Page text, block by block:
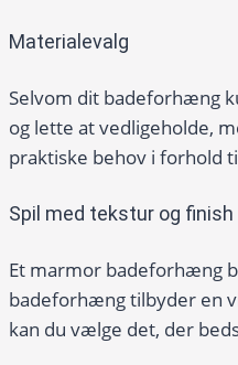
Materialevalg
Selvom dit badeforhæng
og lette at vedligeholde,
praktiske behov i forhold
Spil med tekstur og finish
Et marmor badeforhæng
badeforhæng tilbyder en
kan du vælge det, der